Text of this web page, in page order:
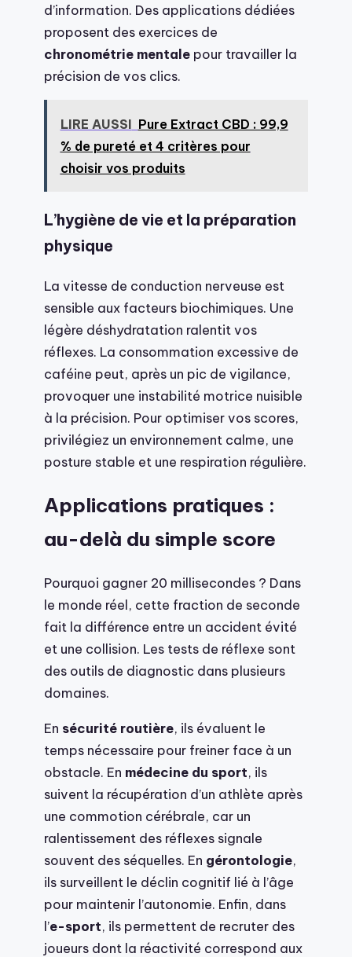
d’information. Des applications dédiées
proposent des exercices de
chronométrie mentale pour travailler la
précision de vos clics.
LIRE AUSSI Pure Extract CBD : 99,9
% de pureté et 4 critères pour
choisir vos produits
L’hygiène de vie et la préparation
physique
La vitesse de conduction nerveuse est
sensible aux facteurs biochimiques. Une
légère déshydratation ralentit vos
réflexes. La consommation excessive de
caféine peut, après un pic de vigilance,
provoquer une instabilité motrice nuisible
à la précision. Pour optimiser vos scores,
privilégiez un environnement calme, une
posture stable et une respiration régulière.
Applications pratiques :
au-delà du simple score
Pourquoi gagner 20 millisecondes ? Dans
le monde réel, cette fraction de seconde
fait la différence entre un accident évité
et une collision. Les tests de réflexe sont
des outils de diagnostic dans plusieurs
domaines.
En sécurité routière, ils évaluent le
temps nécessaire pour freiner face à un
obstacle. En médecine du sport, ils
suivent la récupération d’un athlète après
une commotion cérébrale, car un
ralentissement des réflexes signale
souvent des séquelles. En gérontologie,
ils surveillent le déclin cognitif lié à l’âge
pour maintenir l’autonomie. Enfin, dans
l’e-sport, ils permettent de recruter des
joueurs dont la réactivité correspond aux